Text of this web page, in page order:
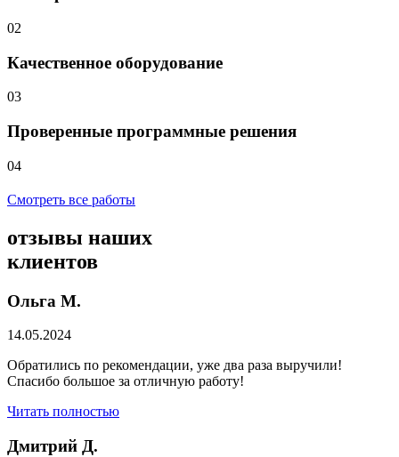
02
Качественное оборудование
03
Проверенные программные решения
04
Смотреть все работы
отзывы наших
клиентов
Ольга М.
14.05.2024
Обратились по рекомендации, уже два раза выручили!
Спасибо большое за отличную работу!
Читать полностью
Дмитрий Д.